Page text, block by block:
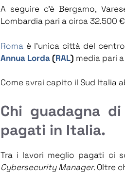
A seguire c’è Bergamo,
Lombardia pari a circa 32.500
Romaè l’unica città del
Annua Lorda(RAL) media pari
Come avrai capito il Sud Italia
Chi guadagna
pagati in Italia.
Tra i lavori meglio pagati ci
Cybersecurity Manager. Oltre